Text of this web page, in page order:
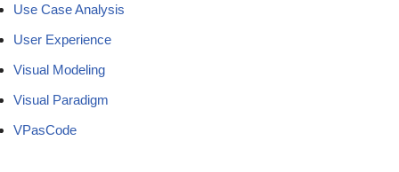
Use Case Analysis
User Experience
Visual Modeling
Visual Paradigm
VPasCode